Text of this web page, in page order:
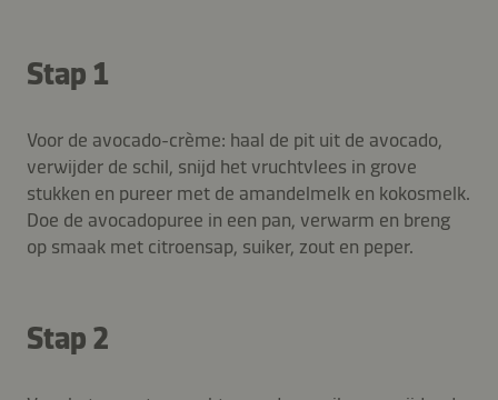
Stap 1
Voor de avocado-crème: haal de pit uit de avocado,
verwijder de schil, snijd het vruchtvlees in grove
stukken en pureer met de amandelmelk en kokosmelk.
Doe de avocadopuree in een pan, verwarm en breng
op smaak met citroensap, suiker, zout en peper.
Stap 2